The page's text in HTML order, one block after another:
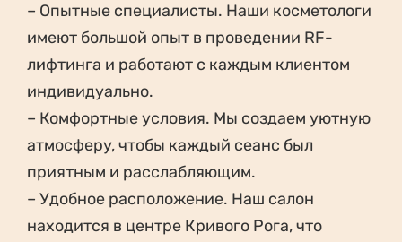
– Опытные специалисты. Наши косметологи
имеют большой опыт в проведении RF-
лифтинга и работают с каждым клиентом
индивидуально.
– Комфортные условия. Мы создаем уютную
атмосферу, чтобы каждый сеанс был
приятным и расслабляющим.
– Удобное расположение. Наш салон
находится в центре Кривого Рога, что